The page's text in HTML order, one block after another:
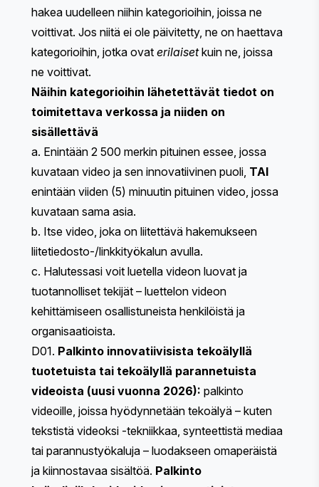
hakea uudelleen niihin kategorioihin, joissa ne
voittivat. Jos niitä ei ole päivitetty, ne on haettava
kategorioihin, jotka ovat erilaisetkuin ne, joissa
ne voittivat.
Näihin kategorioihin lähetettävät tiedot on
toimitettava verkossa ja niiden on
sisällettävä
a. Enintään 2 500 merkin pituinen essee, jossa
kuvataan video ja sen innovatiivinen puoli, TAI
enintään viiden (5) minuutin pituinen video, jossa
kuvataan sama asia.
b. Itse video, joka on liitettävä hakemukseen
liitetiedosto-/linkkityökalun avulla.
c. Halutessasi voit luetella videon luovat ja
tuotannolliset tekijät – luettelon videon
kehittämiseen osallistuneista henkilöistä ja
organisaatioista.
D01. Palkinto innovatiivisista tekoälyllä
tuotetuista tai tekoälyllä parannetuista
videoista (uusi vuonna 2026): palkinto
videoille, joissa hyödynnetään tekoälyä – kuten
tekstistä videoksi -tekniikkaa, synteettistä mediaa
tai parannustyökaluja – luodakseen omaperäistä
ja kiinnostavaa sisältöä. Palkinto